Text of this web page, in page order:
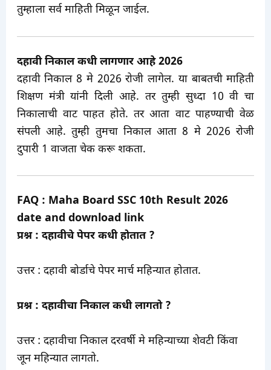
तुम्हाला सर्व माहिती मिळून जाईल.
दहावी निकाल कधी लागणार आहे 2026
दहावी निकाल 8 मे 2026 रोजी लागेल. या बाबतची माहिती
शिक्षण मंत्री यांनी दिली आहे. तर तुम्ही सुध्दा 10 वी चा
निकालाची वाट पाहत होते. तर आता वाट पाहण्याची वेळ
संपली आहे. तुम्ही तुमचा निकाल आता 8 मे 2026 रोजी
दुपारी 1 वाजता चेक करू शकता.
FAQ : Maha Board SSC 10th Result 2026
date and download link
प्रश्न : दहावीचे पेपर कधी होतात ?
उत्तर : दहावी बोर्डाचे पेपर मार्च महिन्यात होतात.
प्रश्न : दहावीचा निकाल कधी लागतो ?
उत्तर : दहावीचा निकाल दरवर्षी मे महिन्याच्या शेवटी किंवा
जून महिन्यात लागतो.